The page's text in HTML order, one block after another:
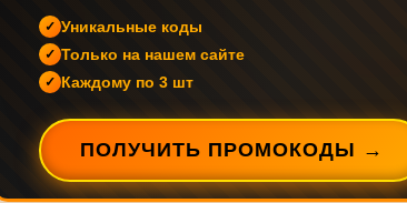
Уникальные коды
Только на нашем сайте
Каждому по 3 шт
ПОЛУЧИТЬ ПРОМОКОДЫ →